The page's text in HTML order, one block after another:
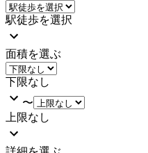
駅徒歩を選択
面積を選ぶ
下限なし
〜
上限なし